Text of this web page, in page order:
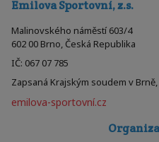
Emilova Sportovní, z.s.
Malinovského náměstí 603/4
602 00 Brno, Česká Republika
IČ: 067 07 785
Zapsaná Krajským soudem v Brně,
emilova-sportovní.cz